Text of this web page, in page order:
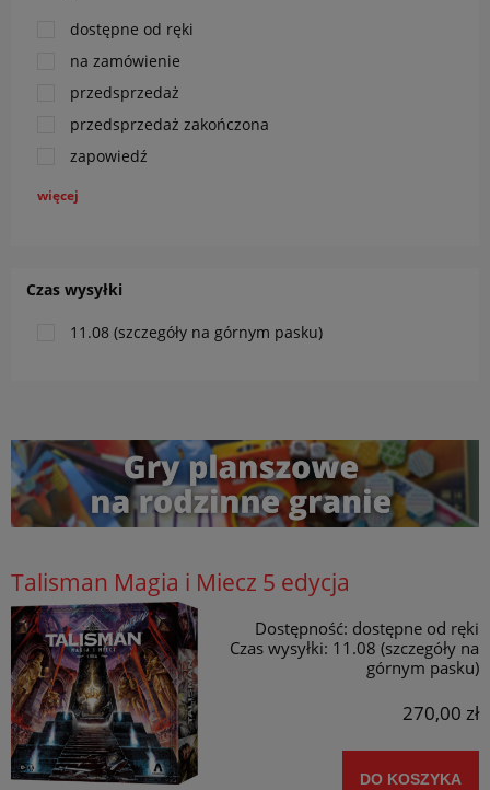
dostępne od ręki
na zamówienie
przedsprzedaż
przedsprzedaż zakończona
zapowiedź
więcej
Czas wysyłki
11.08 (szczegóły na górnym pasku)
Talisman Magia i Miecz 5 edycja
Dostępność: dostępne od ręki
Czas wysyłki: 11.08 (szczegóły na
górnym pasku)
270,00 zł
DO KOSZYKA